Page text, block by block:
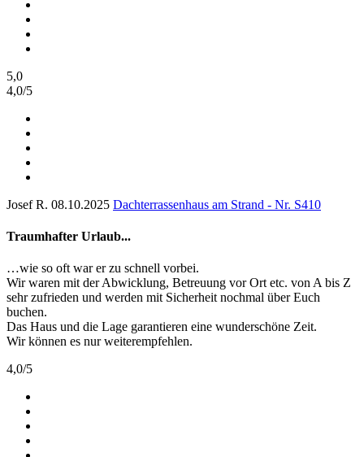
5,0
4,0/5
Josef R. 08.10.2025 Dachterrassenhaus am Strand - Nr. S410
Traumhafter Urlaub...
…wie so oft war er zu schnell vorbei.
Wir waren mit der Abwicklung, Betreuung vor Ort etc. von A bis Z
sehr zufrieden und werden mit Sicherheit nochmal über Euch
buchen.
Das Haus und die Lage garantieren eine wunderschöne Zeit.
Wir können es nur weiterempfehlen.
4,0/5